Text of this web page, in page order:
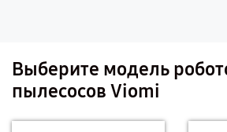
Выберите модель
пылесосов Viomi